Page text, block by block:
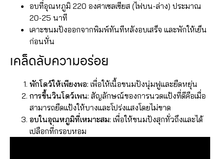
อบที่อุณหภูมิ 220 องศาเซลเซียส (ไฟบน-ล่าง) ประมาณ
20-25 นาที
เคาะขนมปังออกจากพิมพ์ทันทีหลังอบเสร็จ และพักให้เย็น
ก่อนหั่น
เคล็ดลับความอร่อย
พักโดว์ให้เพียงพอ: เพื่อให้เนื้อขนมปังนุ่มฟูและยืดหยุ่น
การขึ้นวินโดว์เพน: สัญลักษณ์ของการนวดแป้งที่ดีคือเมื่อ
สามารถยืดแป้งให้บางและโปร่งแสงโดยไม่ขาด
อบในอุณหภูมิที่เหมาะสม: เพื่อให้ขนมปังสุกทั่วถึงและได้
เปลือกที่กรอบหอม